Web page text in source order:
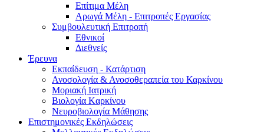
Επίτιμα Μέλη
Αρωγά Μέλη - Επιτροπές Εργασίας
Συμβουλευτική Επιτροπή
Εθνικοί
Διεθνείς
Έρευνα
Εκπαίδευση - Κατάρτιση
Ανοσολογία & Ανοσοθεραπεία του Καρκίνου
Μοριακή Ιατρική
Βιολογία Kαρκίνου
Νευροβιολογία Μάθησης
Επιστημονικές Εκδηλώσεις